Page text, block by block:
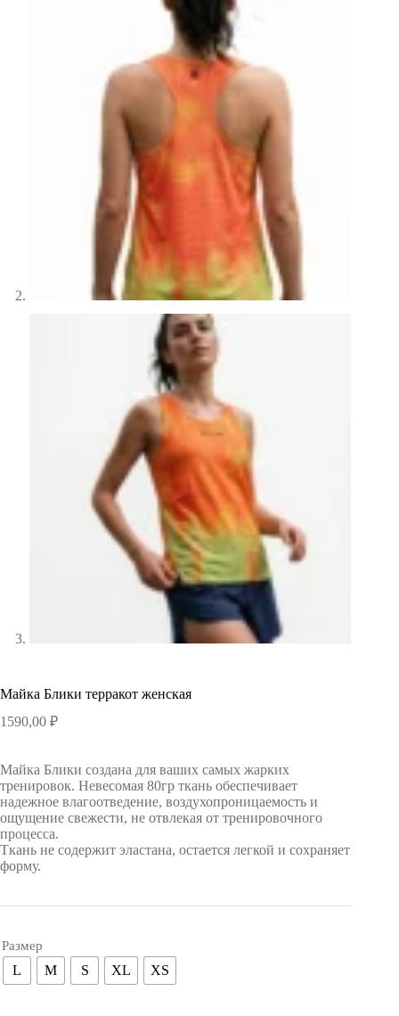
Майка Блики терракот женская
1590,00 ₽
Майка Блики создана для ваших самых жарких
тренировок. Невесомая 80гр ткань обеспечивает
надежное влагоотведение, воздухопроницаемость и
ощущение свежести, не отвлекая от тренировочного
процесса.
Ткань не содержит эластана, остается легкой и сохраняет
форму.
Размер
L M S XL XS